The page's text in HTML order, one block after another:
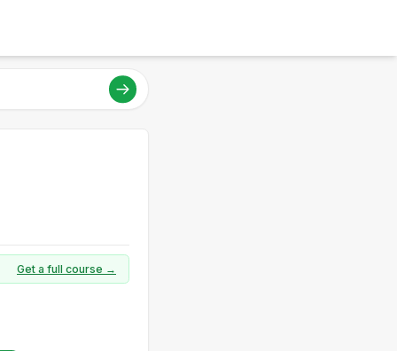
Get a full course →